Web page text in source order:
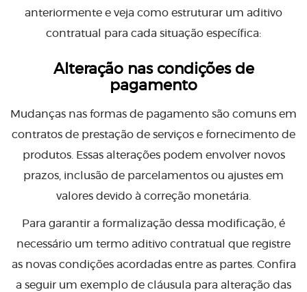
anteriormente e veja como estruturar um aditivo
contratual para cada situação específica:
Alteração nas condições de
pagamento
Mudanças nas formas de pagamento são comuns em
contratos de prestação de serviços e fornecimento de
produtos. Essas alterações podem envolver novos
prazos, inclusão de parcelamentos ou ajustes em
valores devido à correção monetária.
Para garantir a formalização dessa modificação, é
necessário um termo aditivo contratual que registre
as novas condições acordadas entre as partes. Confira
a seguir um exemplo de cláusula para alteração das